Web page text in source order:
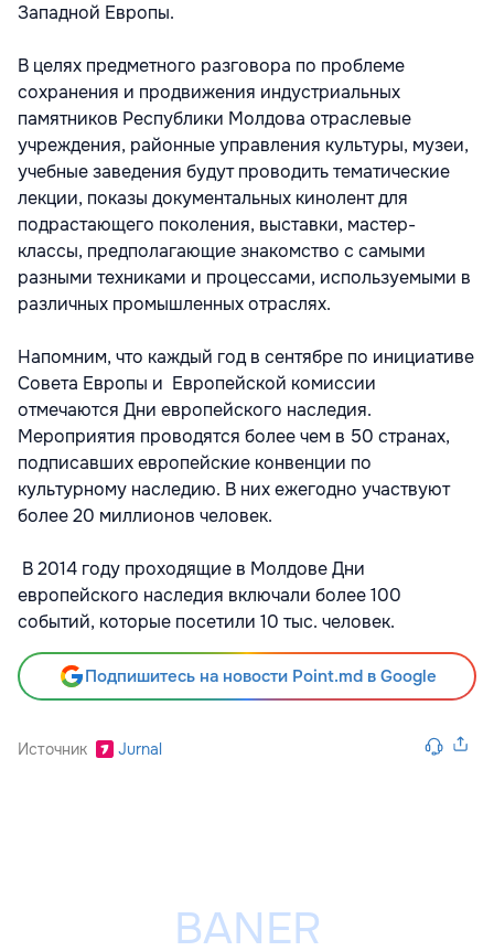
Западной Европы.
В целях предметного разговора по проблеме
сохранения и продвижения индустриальных
памятников Республики Молдова отраслевые
учреждения, районные управления культуры, музеи,
учебные заведения будут проводить тематические
лекции, показы документальных кинолент для
подрастающего поколения, выставки, мастер-
классы, предполагающие знакомство с самыми
разными техниками и процессами, используемыми в
различных промышленных отраслях.
Напомним, что каждый год в сентябре по инициативе
Совета Европы и Европейской комиссии
отмечаются Дни европейского наследия.
Мероприятия проводятся более чем в 50 странах,
подписавших европейские конвенции по
культурному наследию. В них ежегодно участвуют
более 20 миллионов человек.
В 2014 году проходящие в Молдове Дни
европейского наследия включали более 100
событий, которые посетили 10 тыс. человек.
Подпишитесь на новости Point.md в Google
Источник Jurnal